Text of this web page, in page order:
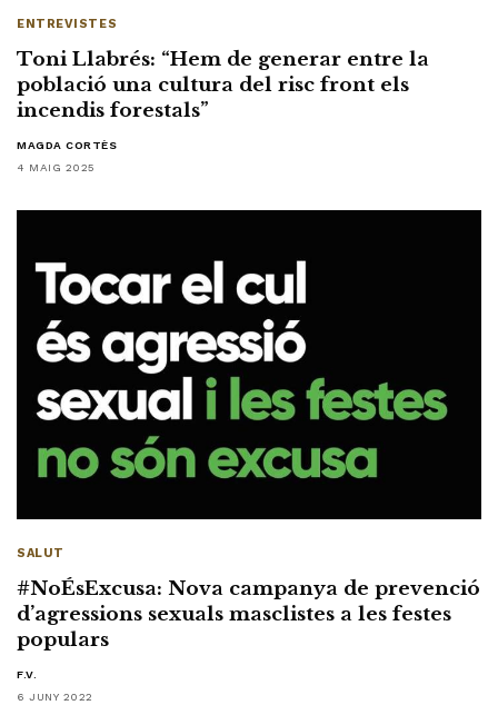
ENTREVISTES
Toni Llabrés: “Hem de generar entre la
població una cultura del risc front els
incendis forestals”
MAGDA CORTÈS
4 MAIG 2025
SALUT
#NoÉsExcusa: Nova campanya de prevenció
d’agressions sexuals masclistes a les festes
populars
F.V.
6 JUNY 2022